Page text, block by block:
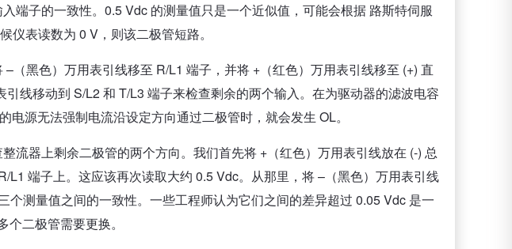
端子的一致性。0.5 Vdc 的测量值只是一个近似值，可能会根据 路斯特伺服
仪表读数为 0 V，则该二极管短路。
（黑色）万用表引线移至 R/L1 端子，并将 +（红色）万用表引线移至 (+) 直
线移动到 S/L2 和 T/L3 端子来检查剩余的两个输入。在为驱动器的滤波电容
源无法强制电流沿设定方向通过二极管时，就会发生 OL。
流器上剩余二极管的两个方向。我们首先将 +（红色）万用表引线放在 (-) 总
L1 端子上。这应该再次读取大约 0.5 Vdc。从那里，将 –（黑色）万用表引线
个测量值之间的一致性。一些工程师认为它们之间的差异超过 0.05 Vdc 是一
二极管需要更换。